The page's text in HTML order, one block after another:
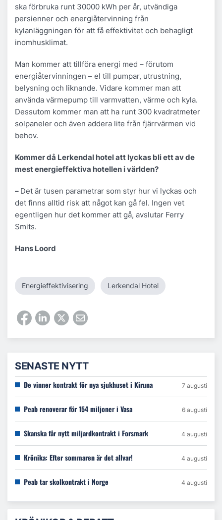
ska förbruka runt 30000 kWh per år, utvändiga
persienner och energiåtervinning från
kylanläggningen för att få effektivitet och behagligt
inomhusklimat.
Man kommer att tillföra energi med – förutom
energiåtervinningen – el till pumpar, utrustning,
belysning och liknande. Vidare kommer man att
använda värmepump till varmvatten, värme och kyla.
Dessutom kommer man att ha runt 300 kvadratmeter
solpaneler och även addera lite från fjärrvärmen vid
behov.
Kommer då Lerkendal hotel att lyckas bli ett av de
mest energieffektiva hotellen i världen?
– Det är tusen parametrar som styr hur vi lyckas och
det finns alltid risk att något kan gå fel. Ingen vet
egentligen hur det kommer att gå, avslutar Ferry
Smits.
Hans Loord
Energieffektivisering Lerkendal Hotel
SENASTE NYTT
De vinner kontrakt för nya sjukhuset i Kiruna 7 augusti
Peab renoverar för 154 miljoner i Vasa 6 augusti
Skanska får nytt miljardkontrakt i Forsmark 4 augusti
Krönika: Efter sommaren är det allvar! 4 augusti
Peab tar skolkontrakt i Norge 4 augusti